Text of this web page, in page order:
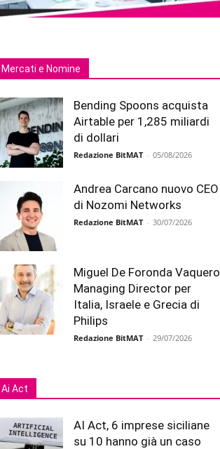
Mercati e Nomine
Bending Spoons acquista
Airtable per 1,285 miliardi
di dollari
Redazione BitMAT - 05/08/2026
Andrea Carcano nuovo CEO
di Nozomi Networks
Redazione BitMAT - 30/07/2026
Miguel De Foronda Vaquero
Managing Director per
Italia, Israele e Grecia di
Philips
Redazione BitMAT - 29/07/2026
Ai Act
AI Act, 6 imprese siciliane
su 10 hanno già un caso